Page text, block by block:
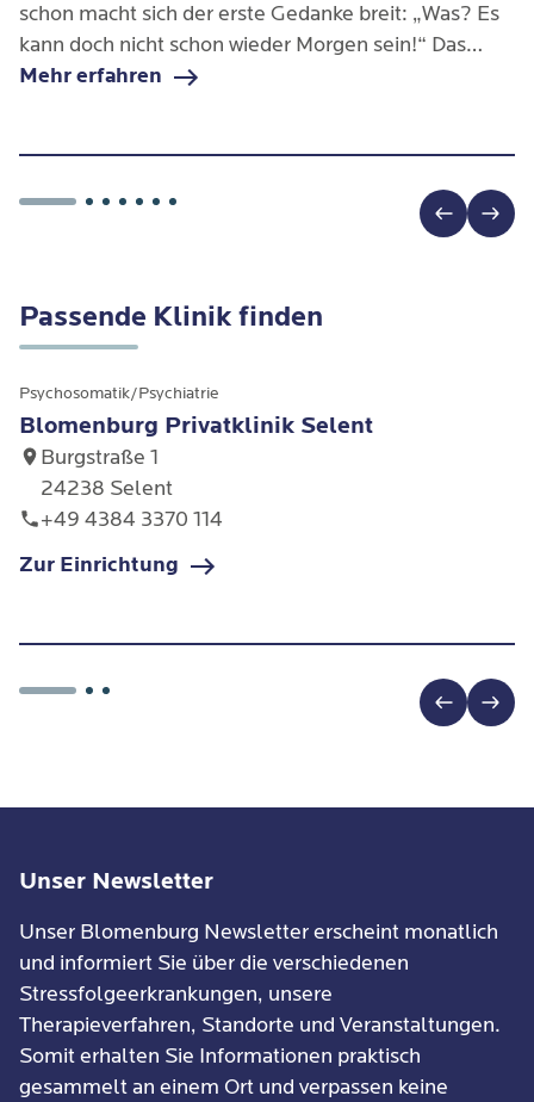
schon macht sich der erste Gedanke breit: „Was? Es
kann doch nicht schon wieder Morgen sein!“ Das
sogenannte Morgentief ist häufig der kleine
Mehr erfahren
Passende Klinik finden
Psychosomatik/Psychiatrie
Blomenburg Privatklinik Selent
Burgstraße 1
24238 Selent
+49 4384 3370 114
Zur Einrichtung
Unser Newsletter
Unser Blomenburg Newsletter erscheint monatlich
und informiert Sie über die verschiedenen
Stressfolgeerkrankungen, unsere
Therapieverfahren, Standorte und Veranstaltungen.
Somit erhalten Sie Informationen praktisch
gesammelt an einem Ort und verpassen keine